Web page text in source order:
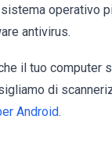
operativo
antivirus.
il tuo computer
di
Android.